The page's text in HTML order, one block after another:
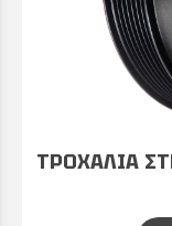
ΤΡΟΧΑΛΙΑ